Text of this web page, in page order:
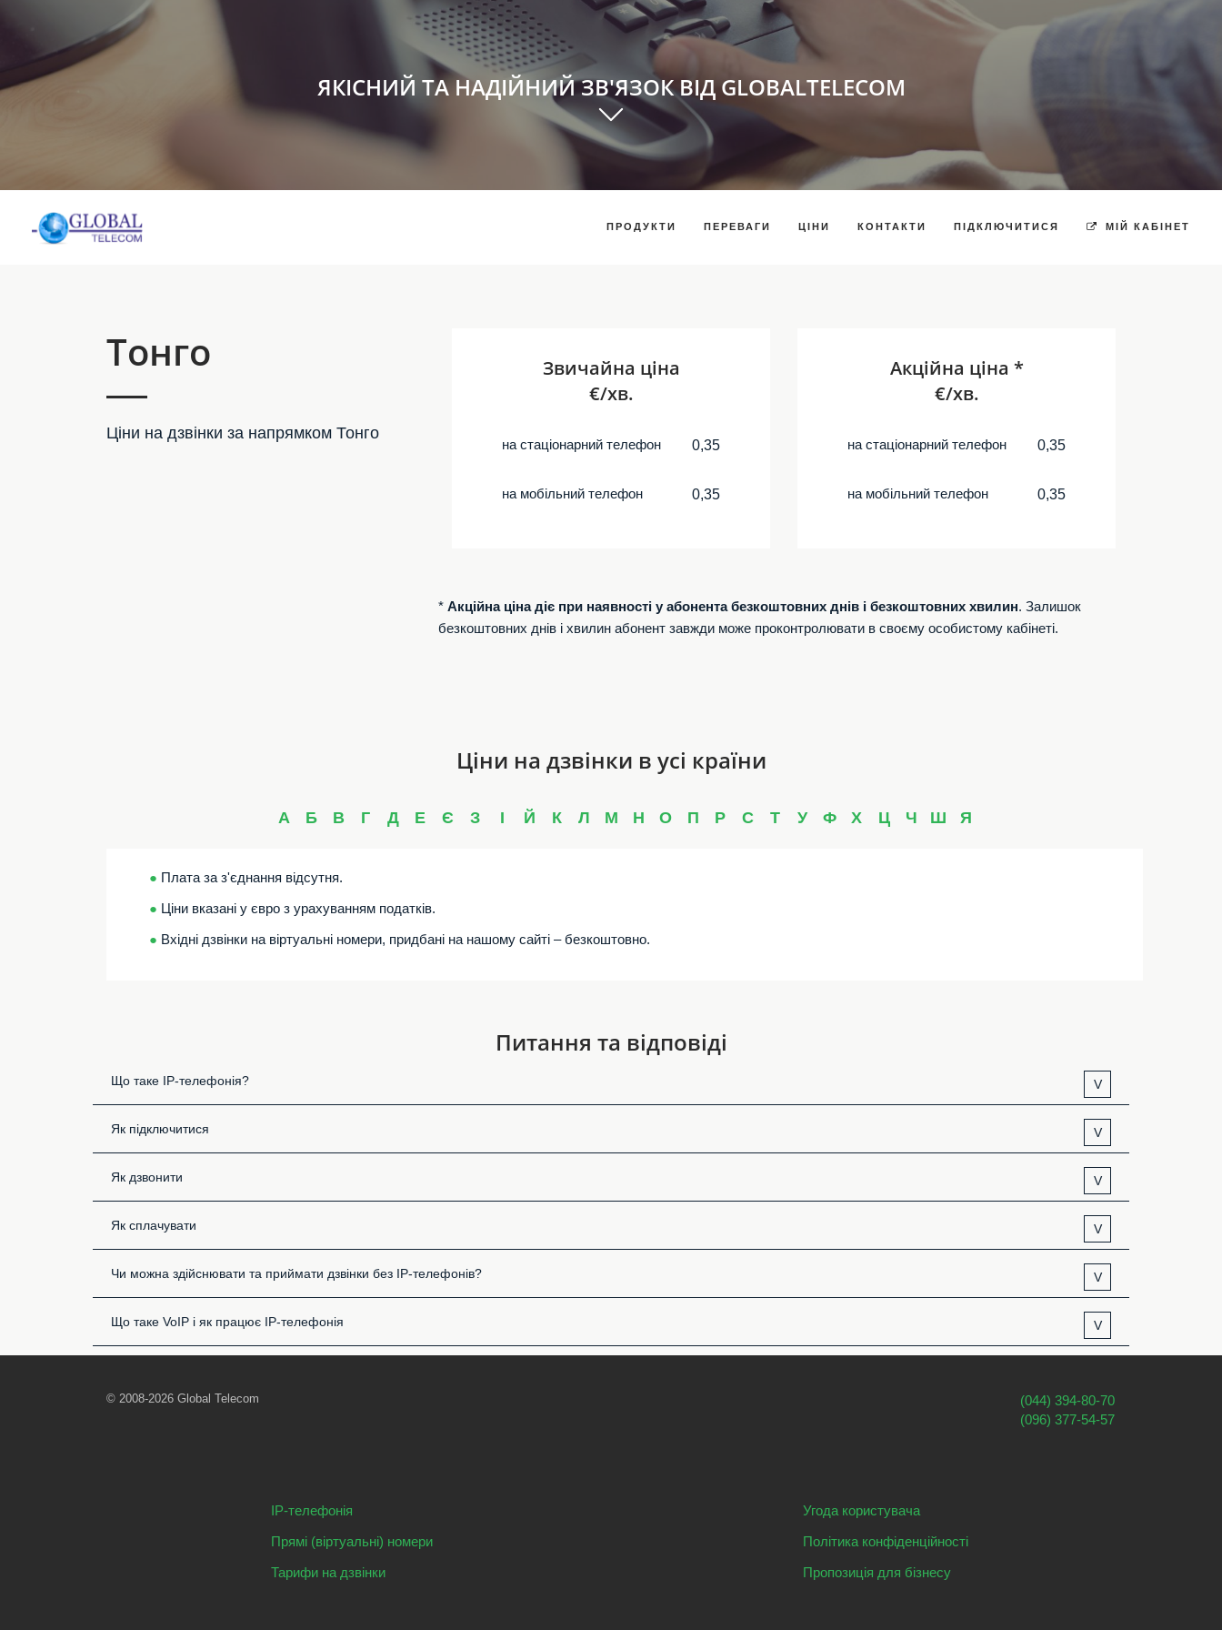
ЯКІСНИЙ ТА НАДІЙНИЙ ЗВ'ЯЗОК ВІД GLOBALTELECOM
ПРОДУКТИ ПЕРЕВАГИ ЦІНИ КОНТАКТИ ПІДКЛЮЧИТИСЯ МІЙ КАБІНЕТ
Тонго
Ціни на дзвінки за напрямком Тонго
Звичайна ціна
€/хв.
на стаціонарний телефон 0,35
на мобільний телефон 0,35
Акційна ціна *
€/хв.
на стаціонарний телефон 0,35
на мобільний телефон 0,35
* Акційна ціна діє при наявності у абонента безкоштовних днів і безкоштовних хвилин. Залишок
безкоштовних днів і хвилин абонент завжди може проконтролювати в своєму особистому кабінеті.
Ціни на дзвінки в усі країни
А Б В Г Д Е Є З І Й К Л М Н О П Р С Т У Ф Х Ц Ч Ш Я
● Плата за з'єднання відсутня.
● Ціни вказані у євро з урахуванням податків.
● Вхідні дзвінки на віртуальні номери, придбані на нашому сайті – безкоштовно.
Питання та відповіді
Що таке IP-телефонія? V
Як підключитися V
Як дзвонити V
Як сплачувати V
Чи можна здійснювати та приймати дзвінки без IP-телефонів? V
Що таке VoIP і як працює IP-телефонія V
© 2008-2026 Global Telecom
(044) 394-80-70
(096) 377-54-57
IP-телефонія
Прямі (віртуальні) номери
Тарифи на дзвінки
Угода користувача
Політика конфіденційності
Пропозиція для бізнесу